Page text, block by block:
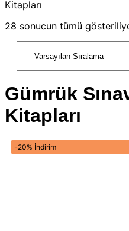
Kitapları
28 sonucun tümü
Gümrük
Kitapları
-20% İndirim